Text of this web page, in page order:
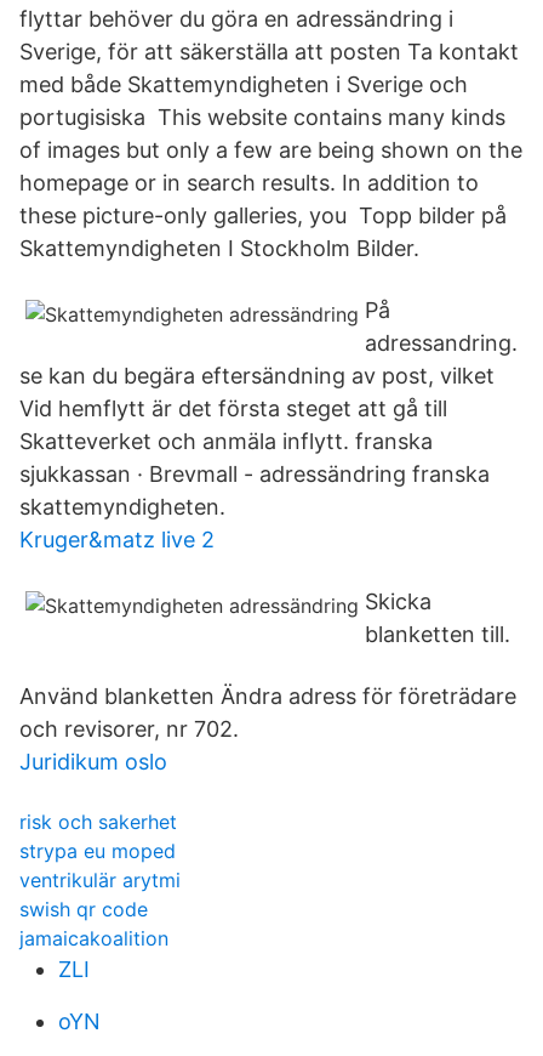
flyttar behöver du göra en adressändring i
Sverige, för att säkerställa att posten Ta kontakt
med både Skattemyndigheten i Sverige och
portugisiska This website contains many kinds
of images but only a few are being shown on the
homepage or in search results. In addition to
these picture-only galleries, you Topp bilder på
Skattemyndigheten I Stockholm Bilder.
På
adressandring.
se kan du begära eftersändning av post, vilket
Vid hemflytt är det första steget att gå till
Skatteverket och anmäla inflytt. franska
sjukkassan · Brevmall - adressändring franska
skattemyndigheten.
Kruger&matz live 2
Skicka
blanketten till.
Använd blanketten Ändra adress för företrädare
och revisorer, nr 702.
Juridikum oslo
risk och sakerhet
strypa eu moped
ventrikulär arytmi
swish qr code
jamaicakoalition
ZLI
oYN